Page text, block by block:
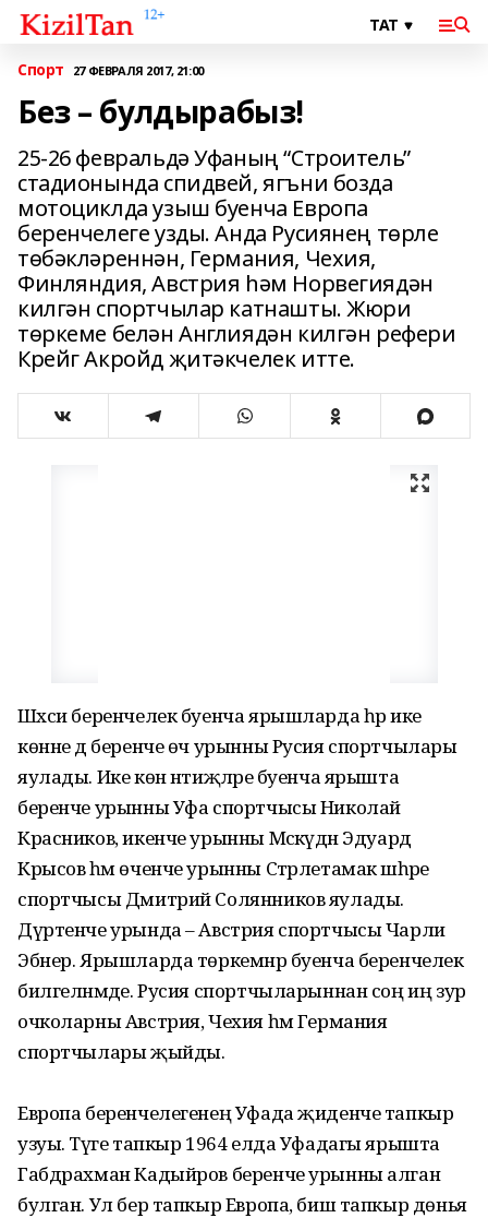
Спорт 27 ФЕВРАЛЯ 2017, 21:00
Без – булдырабыз!
25-26 февральдә Уфаның “Строитель”
стадионында спидвей, ягъни бозда
мотоциклда узыш буенча Европа
беренчелеге узды. Анда Русиянең төрле
төбәкләреннән, Германия, Чехия,
Финляндия, Австрия һәм Норвегиядән
килгән спортчылар катнашты. Жюри
төркеме белән Англиядән килгән рефери
Крейг Акройд җитәкчелек итте.
Шәхси беренчелек буенча ярышларда һәр ике
көнне дә беренче өч урынны Русия спортчылары
яулады. Ике көн нәтиҗәләре буенча ярышта
беренче урынны Уфа спортчысы Николай
Красников, икенче урынны Мәскәүдән Эдуард
Крысов һәм өченче урынны Стәрлетамак шәһәре
спортчысы Дмитрий Солянников яулады.
Дүртенче урында – Австрия спортчысы Чарли
Эбнер. Ярышларда төркемнәр буенча беренчелек
билгеләнмәде. Русия спортчыларыннан соң иң зур
очколарны Австрия, Чехия һәм Германия
спортчылары җыйды.
Европа беренчелегенең Уфада җиденче тапкыр
узуы. Тәүге тапкыр 1964 елда Уфадагы ярышта
Габдрахман Кадыйров беренче урынны алган
булган. Ул бер тапкыр Европа, биш тапкыр дөнья